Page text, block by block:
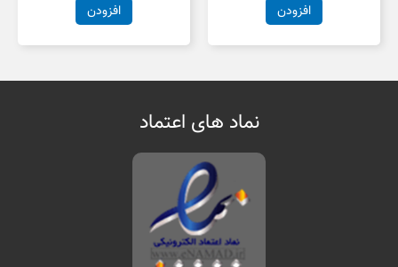
افزودن افزودن
نماد های اعتماد